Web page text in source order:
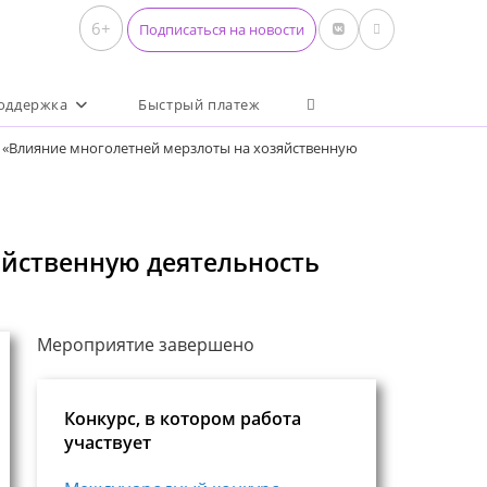
6+ Подписаться на новости
Быстрый платеж Переключить поиск по
многолетней мерзлоты на хозяйственную
деятельность
Мероприятие завершено
Конкурс, в котором работа
участвует